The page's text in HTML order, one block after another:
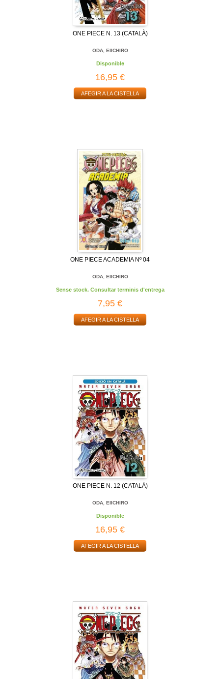
ONE PIECE N. 13 (CATALÀ)
ODA, EIICHIRO
Disponible
16,95 €
AFEGIR A LA CISTELLA
ONE PIECE ACADEMIA Nº 04
ODA, EIICHIRO
Sense stock. Consultar terminis d'entrega
7,95 €
AFEGIR A LA CISTELLA
ONE PIECE N. 12 (CATALÀ)
ODA, EIICHIRO
Disponible
16,95 €
AFEGIR A LA CISTELLA